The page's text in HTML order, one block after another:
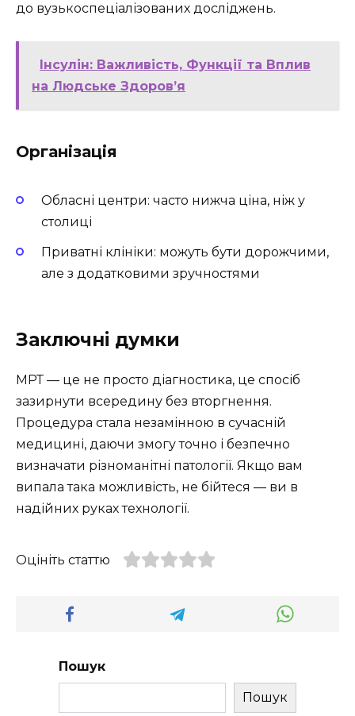
до вузькоспеціалізованих досліджень.
Інсулін: Важливість, Функції та Вплив
на Людське Здоров’я
Організація
Обласні центри: часто нижча ціна, ніж у
столиці
Приватні клініки: можуть бути дорожчими,
але з додатковими зручностями
Заключні думки
МРТ — це не просто діагностика, це спосіб
зазирнути всередину без вторгнення.
Процедура стала незамінною в сучасній
медицині, даючи змогу точно і безпечно
визначати різноманітні патології. Якщо вам
випала така можливість, не бійтеся — ви в
надійних руках технології.
Оцініть статтю
Пошук
Пошук